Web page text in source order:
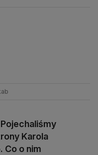
Pojechaliśmy
Karola
Co o nim